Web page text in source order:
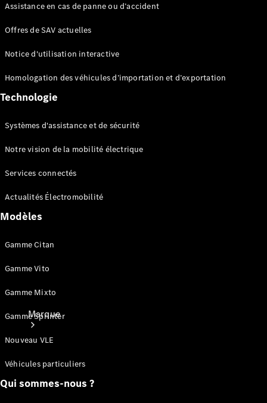
d’utilisation
Ask
Actions de
Espace
Recherche
réparateur
Restons en
contact
Marque
Assistance en cas de panne ou d’accident
Offres de SAV actuelles
Notice d'utilisation interactive
Homologation des véhicules d’importation et d’exportation
Technologie
Systèmes d'assistance et de sécurité
Notre vision de la mobilité électrique
Services connectés
Actualités Électromobilité
Modèles
Gamme Citan
Gamme Vito
Gamme Mixto
Gamme Sprinter
Nouveau VLE
Véhicules particuliers
Qui sommes-nous ?